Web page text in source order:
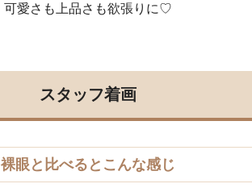
可愛さも上品さも欲張りに♡
スタッフ着画
裸眼と比べるとこんな感じ